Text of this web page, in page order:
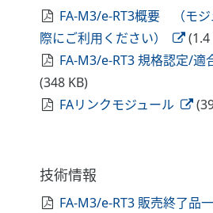
FA-M3/e-RT3概要 （モジ
際にご利用ください）
FA-M3/e-RT3 規格認定/適
(348 KB)
FAリンクモジュール
技術情報
FA-M3/e-RT3 販売終了品